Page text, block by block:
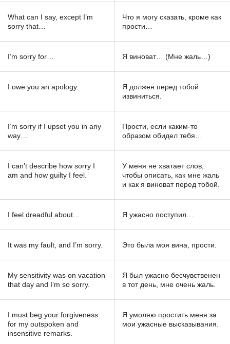
What can I say, except I’m
sorry that…
Что я могу сказать, кроме как
прости…
I’m sorry for… Я виноват… (Мне жаль…)
I owe you an apology.
Я должен перед тобой
извиниться.
I’m sorry if I upset you in any
way…
Прости, если каким-то
образом обидел тебя…
I can’t describe how sorry I
am and how guilty I feel.
У меня не хватает слов,
чтобы описать, как мне жаль
и как я виноват перед тобой.
I feel dreadful about… Я ужасно поступил…
It was my fault, and I’m sorry. Это была моя вина, прости.
My sensitivity was on vacation
that day and I’m so sorry.
Я был ужасно бесчувственен
в тот день, мне очень жаль.
I must beg your forgiveness
for my outspoken and
insensitive remarks.
Я умоляю простить меня за
мои ужасные высказывания.